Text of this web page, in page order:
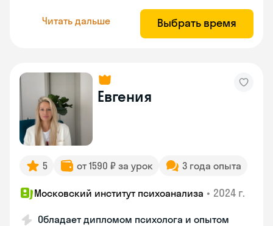
Читать дальше Выбрать время
Евгения
5 от 1590 ₽ за урок 3 года опыта
Московский институт психоанализа • 2024 г.
Обладает дипломом психолога и опытом